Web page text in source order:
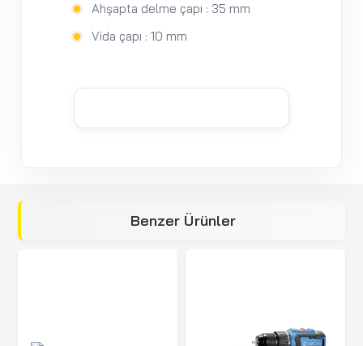
Ahşapta delme çapı : 35 mm
Vida çapı : 10 mm
Benzer Ürünler